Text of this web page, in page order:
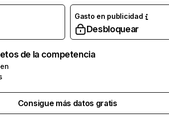
Gasto en publicidad
Desbloquear
de la competencia
Consigue más datos gratis